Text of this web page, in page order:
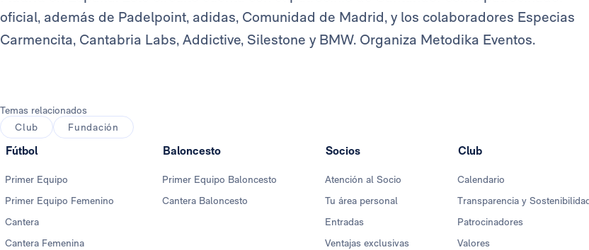
oficial, además de Padelpoint, adidas, Comunidad de Madrid, y los colaboradores Especias
Carmencita, Cantabria Labs, Addictive, Silestone y BMW. Organiza Metodika Eventos.
Temas relacionados
Club
Fundación
Fútbol
Primer Equipo
Primer Equipo Femenino
Cantera
Cantera Femenina
Baloncesto
Primer Equipo Baloncesto
Cantera Baloncesto
Socios
Atención al Socio
Tu área personal
Entradas
Ventajas exclusivas
Club
Calendario
Transparencia y
Patrocinadores
Valores